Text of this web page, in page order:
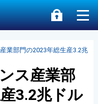
業部門の2023年総生産3.2兆
ス産業部
3.2兆ドル